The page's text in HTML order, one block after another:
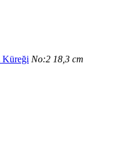
Küreği No:2 18,3 cm